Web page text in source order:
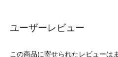
ユーザーレビュー
この商品に寄せられたレビューは